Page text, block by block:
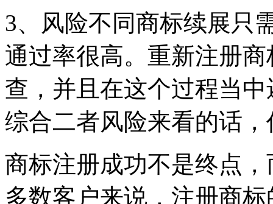
3、风险不同商标续展只
通过率很高。重新注册
查，并且在这个过程当
综合二者风险来看的话
商标注册成功不是终点
多数客户来说，注册商